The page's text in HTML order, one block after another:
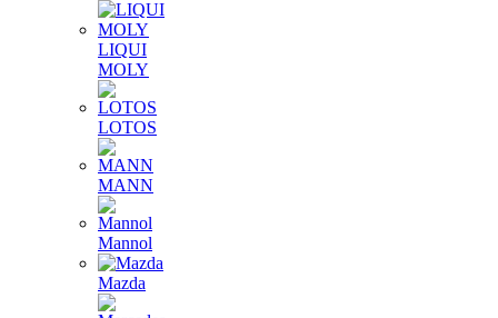
LIQUI
MOLY
LOTOS
MANN
Mannol
Mazda